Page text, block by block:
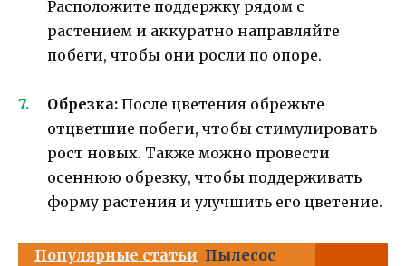
Расположите поддержку рядом с
растением и аккуратно направляйте
побеги, чтобы они росли по опоре.
Обрезка: После цветения обрежьте
отцветшие побеги, чтобы стимулировать
рост новых. Также можно провести
осеннюю обрезку, чтобы поддерживать
форму растения и улучшить его цветение.
Популярные статьи Пылесос